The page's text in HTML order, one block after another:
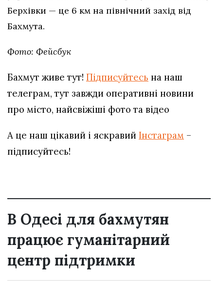
Берхівки — це 6 км на північний захід від
Бахмута.
Фото: Фейсбук
Бахмут живе тут! Підписуйтесь на наш
телеграм, тут завжди оперативні новини
про місто, найсвіжіші фото та відео
А це наш цікавий і яскравий Інстаграм –
підписуйтесь!
В Одесі для бахмутян
працює гуманітарний
центр підтримки